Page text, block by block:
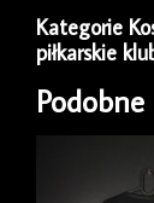
Third
Umbro
[L]
Kategorie
piłkarskie